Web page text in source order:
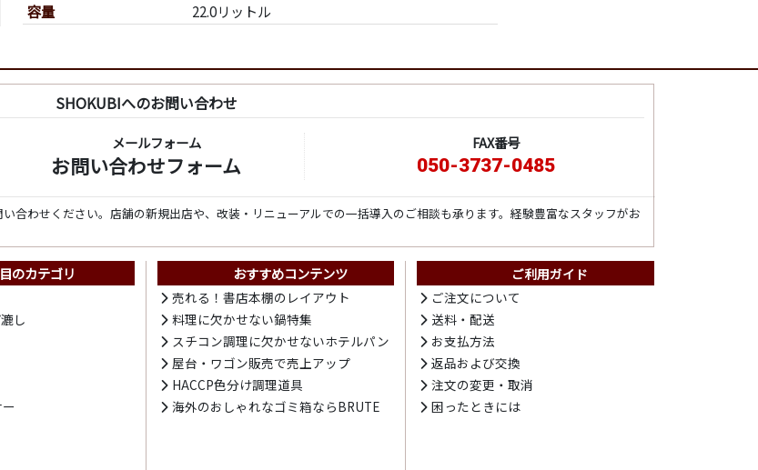
容量
22.0リットル
SHOKUBIへのお問い合わせ
メールフォーム
お問い合わせフォーム
FAX番号
050-3737-0485
合わせください。店舗の新規出店や、改装・リニューアルでの一括導入のご相談も承ります。経験豊富なスタッフがお
のカテゴリ
し
おすすめコンテンツ
売れる！書店本棚のレイアウト
料理に欠かせない鍋特集
スチコン調理に欠かせないホテルパン
屋台・ワゴン販売で売上アップ
HACCP色分け調理道具
海外のおしゃれなゴミ箱ならBRUTE
ご利用ガイド
ご注文について
送料・配送
お支払方法
返品および交換
注文の変更・取消
困ったときには